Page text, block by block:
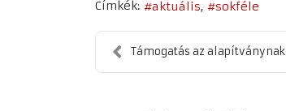
Címkék: aktuális sokféle
Támogatás az alapítványnak